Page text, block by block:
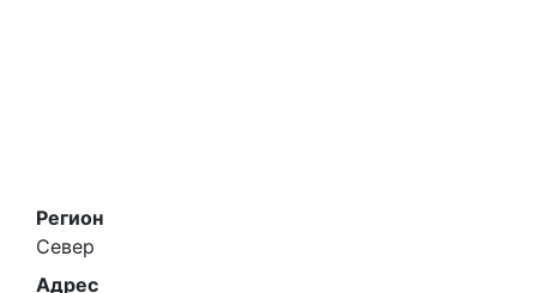
Регион
Север
Адрес